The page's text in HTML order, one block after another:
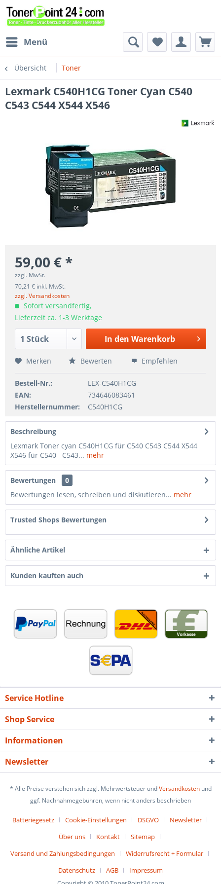
Menü
Übersicht Toner
Lexmark C540H1CG Toner Cyan C540
C543 C544 X544 X546
59,00 € *
zzgl. MwSt.
70,21 € inkl. MwSt.
zzgl. Versandkosten
Sofort versandfertig,
Lieferzeit ca. 1-3 Werktage
In den Warenkorb
Merken Bewerten Empfehlen
Bestell-Nr.:
LEX-C540H1CG
EAN:
734646083461
Herstellernummer:
C540H1CG
Beschreibung
Lexmark Toner cyan C540H1CG für C540 C543 C544 X544
X546 für C540 C543... mehr
Bewertungen
0
Bewertungen lesen, schreiben und diskutieren... mehr
Trusted Shops Bewertungen
Ähnliche Artikel
Kunden kauften auch
Service Hotline
Shop Service
Informationen
Newsletter
* Alle Preise verstehen sich zzgl. Mehrwertsteuer undVersandkostenund
ggf. Nachnahmegebühren, wenn nicht anders beschrieben
Batteriegesetz Cookie-Einstellungen DSGVO
Newsletter
Über uns
Kontakt
Sitemap
Versand und Zahlungsbedingungen
Widerrufsrecht + Formular
Datenschutz
AGB
Impressum